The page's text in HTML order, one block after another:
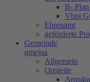
B-
Vbpl
Ehrenamt
geförderte
Gemeinde
gmejna
Allgemein
Ortsteile